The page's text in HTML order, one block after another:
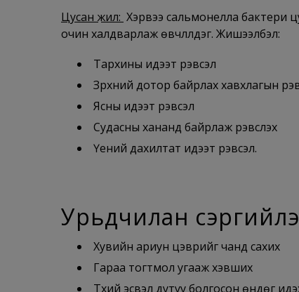
Цусан үжил: Хэрвээ сальмонелла бактери
очин халдварлаж өвчлүүлдэг. Жишээлбэл:
Тархины идээт үрэвсэл
Зүрхний дотор байрлах хавхлагын
Ясны идээт үрэвсэл
Судасны хананд байрлаж үрэвсүүлэх
Үений дахилтат идээт үрэвсэл.
Урьдчилан
Хувийн ариун цэврийг чанд сахих
Гараа тогтмол угааж хэвших
Түүхий эсвэл дутуу болгосон өндөг